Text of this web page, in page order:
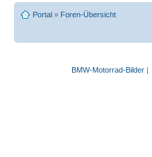
Portal » Foren-Übersicht
BMW-Motorrad-Bilder|